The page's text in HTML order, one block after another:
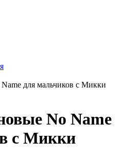
для мальчиков с Микки
No Name
с Микки